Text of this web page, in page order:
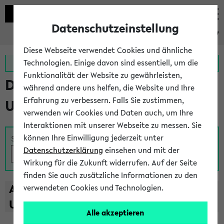
eKVV
Zur MeineUni App Zum MeineUni Portal
Das Lehrangebot der
Universität Bielefeld
Suche
A B C D E F G H I J K L M N O
U
V W X Y
Z
Datenschutzeinstellung
Diese Webseite verwendet Cookies und ähnliche
Technologien. Einige davon sind essentiell, um die
Funktionalität der Website zu gewährleisten,
während andere uns helfen, die Website und Ihre
Erfahrung zu verbessern. Falls Sie zustimmen,
verwenden wir Cookies und Daten auch, um Ihre
Interaktionen mit unserer Webseite zu messen. Sie
können Ihre Einwilligung jederzeit unter
Datenschutzerklärung einsehen und mit der
Wirkung für die Zukunft widerrufen. Auf der Seite
finden Sie auch zusätzliche Informationen zu den
verwendeten Cookies und Technologien.
Alle akzeptieren